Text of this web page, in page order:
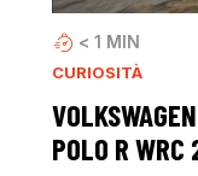
< 1 MIN
CURIOSITÀ
POLO R